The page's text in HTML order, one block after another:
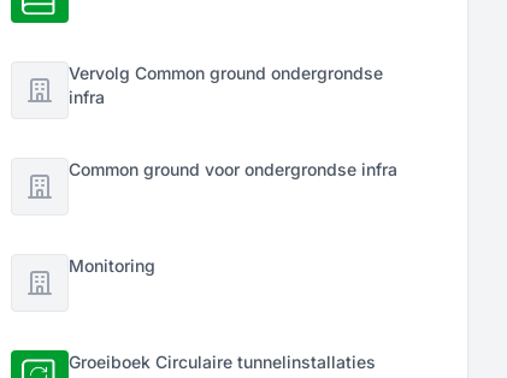
Vervolg Common ground ondergrondse
infra
Common ground voor ondergrondse infra
Monitoring
Groeiboek Circulaire tunnelinstallaties